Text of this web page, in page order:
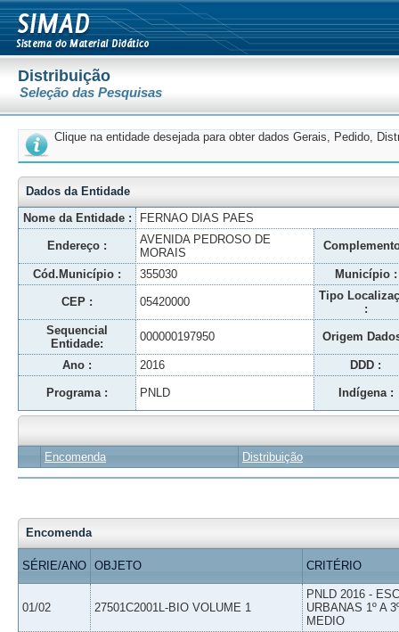
Distribuição
Seleção das Pesquisas
Clique na entidade desejada para obter dados Gerais, Pedido,
Dados da Entidade
Nome da Entidade :
FERNAO DIAS PAES
Endereço :
AVENIDA PEDROSO DE
MORAIS
Cód.Município : 355030 Município :
CEP : 05420000
Tipo
:
Sequencial
Entidade:
000000197950 Origem
Ano : 2016 DDD :
Programa : PNLD Indígena :
Encomenda Distribuição
Encomenda
SÉRIE/ANO OBJETO CRITÉRIO
01/02 27501C2001L-BIO VOLUME 1
PNLD 2016 -
URBANAS 1º A
MEDIO